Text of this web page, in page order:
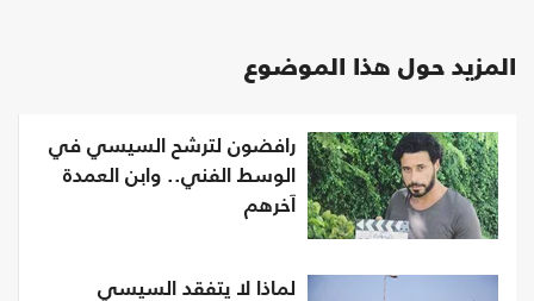
المزيد حول هذا الموضوع
رافضون لترشح السيسي في
الوسط الفني.. وابن العمدة
آخرهم
لماذا لا يتفقد السيسي